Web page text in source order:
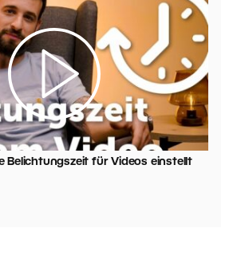
Belichtungszeit für Videos einstellt